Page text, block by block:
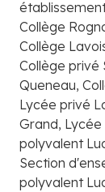
Collège
Collège
Collège privé
Queneau,
Lycée privé
Grand,
polyvalent
Section
polyvalent